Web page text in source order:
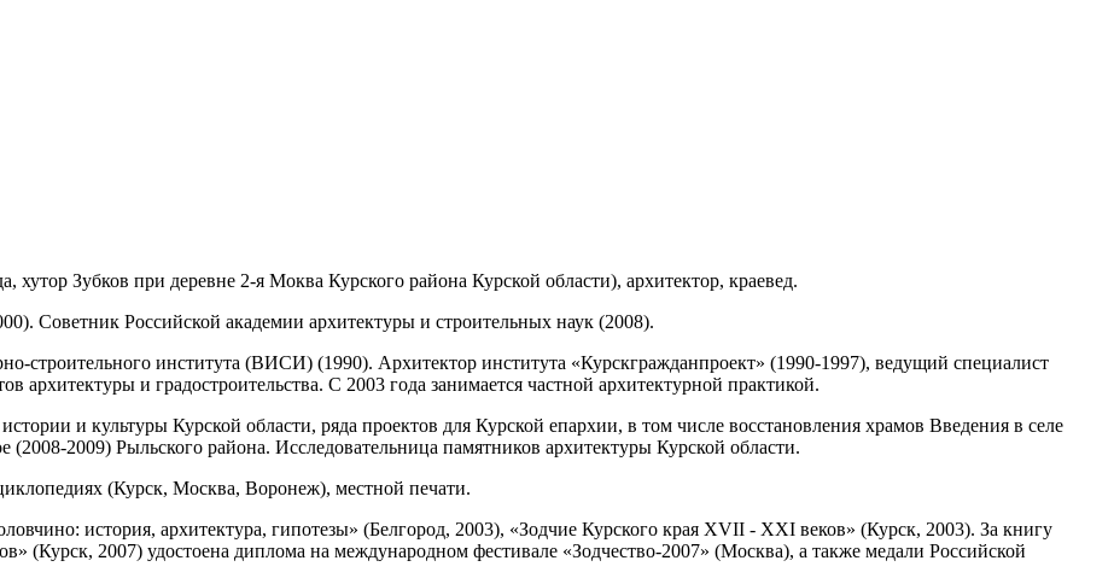
хутор Зубков при деревне 2-я Моква Курского района Курской области), архитектор, краевед.
Советник Российской академии архитектуры и строительных наук (2008).
строительного института (ВИСИ) (1990). Архитектор института «Курскгражданпроект» (1990-1997), ведущий специалист
архитектуры и градостроительства. С 2003 года занимается частной архитектурной практикой.
и культуры Курской области, ряда проектов для Курской епархии, в том числе восстановления храмов Введения в селе
2009) Рыльского района. Исследовательница памятников архитектуры Курской области.
(Курск, Москва, Воронеж), местной печати.
история, архитектура, гипотезы» (Белгород, 2003), «Зодчие Курского края XVII - XXI веков» (Курск, 2003). За книгу
(Курск, 2007) удостоена диплома на международном фестивале «Зодчество-2007» (Москва), а также медали Российской